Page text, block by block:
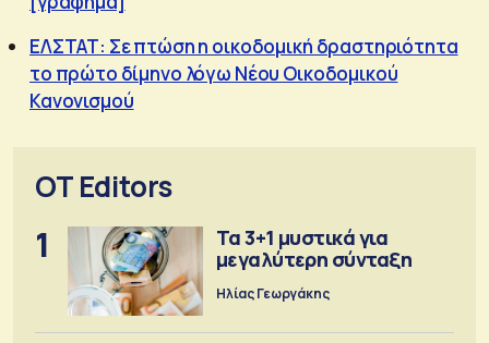
ΕΛΣΤΑΤ: Σε πτώση η οικοδομική δραστηριότητα
το πρώτο δίμηνο λόγω Νέου Οικοδομικού
Κανονισμού
OT Editors
1
Τα 3+1 μυστικά για
μεγαλύτερη σύνταξη
Ηλίας Γεωργάκης